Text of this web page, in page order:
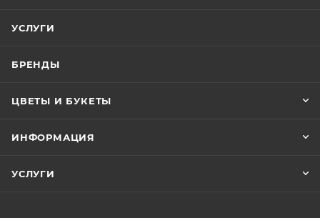
УСЛУГИ
БРЕНДЫ
ЦВЕТЫ И БУКЕТЫ
ИНФОРМАЦИЯ
УСЛУГИ